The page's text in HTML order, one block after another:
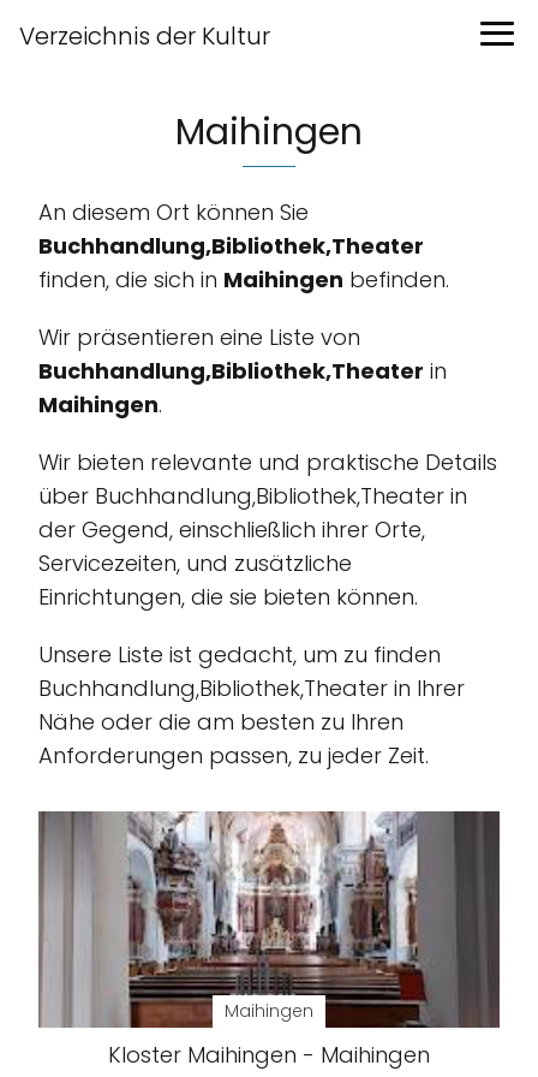
Verzeichnis der Kultur
Maihingen
An diesem Ort können Sie
Buchhandlung,Bibliothek,Theater
finden, die sich in Maihingen befinden.
Wir präsentieren eine Liste von
Buchhandlung,Bibliothek,Theater in
Maihingen.
Wir bieten relevante und praktische Details
über Buchhandlung,Bibliothek,Theater in
der Gegend, einschließlich ihrer Orte,
Servicezeiten, und zusätzliche
Einrichtungen, die sie bieten können.
Unsere Liste ist gedacht, um zu finden
Buchhandlung,Bibliothek,Theater in Ihrer
Nähe oder die am besten zu Ihren
Anforderungen passen, zu jeder Zeit.
Maihingen
Kloster Maihingen - Maihingen